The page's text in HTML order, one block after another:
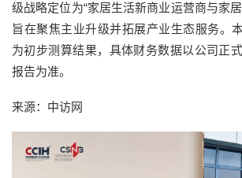
级战略定位为“家居生活新商业运营商与家居
旨在聚焦主业升级并拓展产业生态服务。
为初步测算结果，具体财务数据以公司正
报告为准。
来源：中访网